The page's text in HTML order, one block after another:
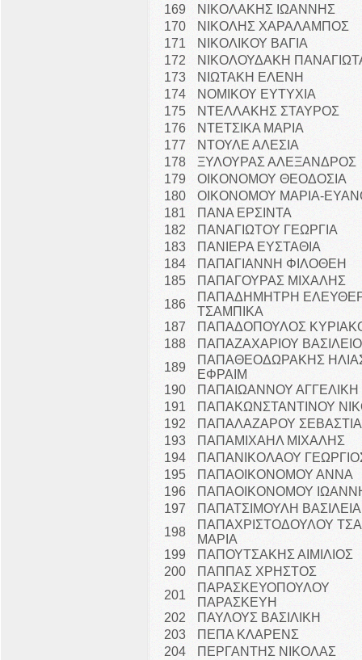
169
ΝΙΚΟΛΑΚΗΣ ΙΩΑΝΝΗΣ
170
ΝΙΚΟΛΗΣ ΧΑΡΑΛΑΜΠΟΣ
171
ΝΙΚΟΛΙΚΟΥ ΒΑΓΙΑ
172
ΝΙΚΟΛΟΥΔΑΚΗ
173
ΝΙΩΤΑΚΗ ΕΛΕΝΗ
174
ΝΟΜΙΚΟΥ ΕΥΤΥΧΙΑ
175
ΝΤΕΛΛΑΚΗΣ ΣΤΑΥΡΟΣ
176
ΝΤΕΤΣΙΚΑ ΜΑΡΙΑ
177
ΝΤΟΥΛΕ ΑΛΕΣΙΑ
178
ΞΥΛΟΥΡΑΣ ΑΛΕΞΑΝΔΡΟΣ
179
ΟΙΚΟΝΟΜΟΥ ΘΕΟΔΟΣΙΑ
180
ΟΙΚΟΝΟΜΟΥ ΜΑΡΙΑ-
181
ΠΑΝΑ ΕΡΣΙΝΤΑ
182
ΠΑΝΑΓΙΩΤΟΥ ΓΕΩΡΓΙΑ
183
ΠΑΝΙΕΡΑ ΕΥΣΤΑΘΙΑ
184
ΠΑΠΑΓΙΑΝΝΗ ΦΙΛΟΘΕΗ
185
ΠΑΠΑΓΟΥΡΑΣ ΜΙΧΑΛΗΣ
186
ΠΑΠΑΔΗΜΗΤΡΗ
ΤΣΑΜΠΙΚΑ
187
ΠΑΠΑΔΟΠΟΥΛΟΣ
188
ΠΑΠΑΖΑΧΑΡΙΟΥ
189
ΠΑΠΑΘΕΟΔΩΡΑΚΗΣ
ΕΦΡΑΙΜ
190
ΠΑΠΑΙΩΑΝΝΟΥ ΑΓΓΕΛΙΚΗ
191
ΠΑΠΑΚΩΝΣΤΑΝΤΙΝΟΥ
192
ΠΑΠΑΛΑΖΑΡΟΥ
193
ΠΑΠΑΜΙΧΑΗΛ ΜΙΧΑΛΗΣ
194
ΠΑΠΑΝΙΚΟΛΑΟΥ
195
ΠΑΠΑΟΙΚΟΝΟΜΟΥ ΑΝΝΑ
196
ΠΑΠΑΟΙΚΟΝΟΜΟΥ
197
ΠΑΠΑΤΣΙΜΟΥΛΗ ΒΑΣΙΛΕΙΑ
198
ΠΑΠΑΧΡΙΣΤΟΔΟΥΛΟΥ
ΜΑΡΙΑ
199
ΠΑΠΟΥΤΣΑΚΗΣ ΑΙΜΙΛΙΟΣ
200
ΠΑΠΠΑΣ ΧΡΗΣΤΟΣ
201
ΠΑΡΑΣΚΕΥΟΠΟΥΛΟΥ
ΠΑΡΑΣΚΕΥΗ
202
ΠΑΥΛΟΥΣ ΒΑΣΙΛΙΚΗ
203
ΠΕΠΑ ΚΛΑΡΕΝΣ
204
ΠΕΡΓΑΝΤΗΣ ΝΙΚΟΛΑΣ